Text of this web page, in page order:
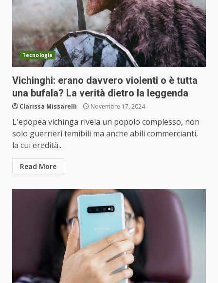
Tecnologia
Vichinghi: erano davvero violenti o è tutta
una bufala? La verità dietro la leggenda
Clarissa Missarelli Novembre 17, 2024
L'epopea vichinga rivela un popolo complesso, non
solo guerrieri temibili ma anche abili commercianti,
la cui eredità...
Read More